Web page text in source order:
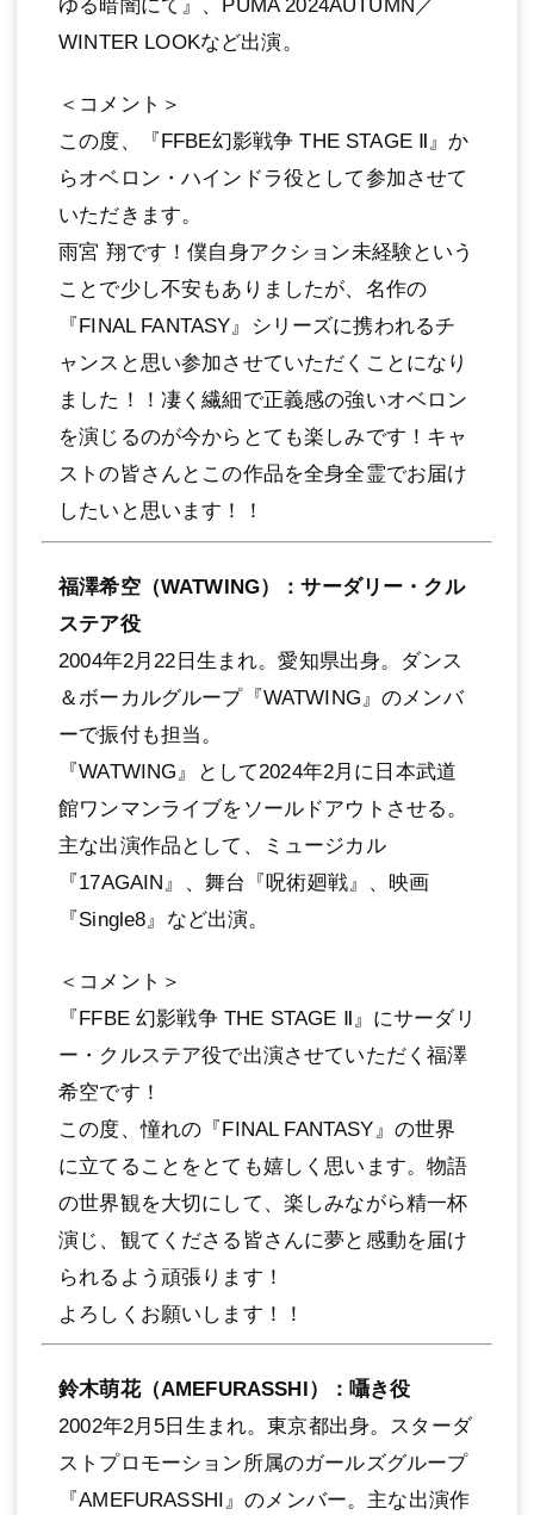
ゆる暗闇にて』、PUMA 2024AUTUMN／
WINTER LOOKなど出演。
＜コメント＞
この度、『FFBE幻影戦争 THE STAGE Ⅱ』か
らオベロン・ハインドラ役として参加させて
いただきます。
⾬宮 翔です！僕⾃⾝アクション未経験という
ことで少し不安もありましたが、名作の
『FINAL FANTASY』シリーズに携われるチ
ャンスと思い参加させていただくことになり
ました！！凄く繊細で正義感の強いオベロン
を演じるのが今からとても楽しみです！キャ
ストの皆さんとこの作品を全⾝全霊でお届け
したいと思います！！
福澤希空（WATWING）：サーダリー・クル
ステア役
2004年2⽉22⽇⽣まれ。愛知県出⾝。ダンス
＆ボーカルグループ『WATWING』のメンバ
ーで振付も担当。
『WATWING』として2024年2⽉に⽇本武道
館ワンマンライブをソールドアウトさせる。
主な出演作品として、ミュージカル
『17AGAIN』、舞台『呪術廻戦』、映画
『Single8』など出演。
＜コメント＞
『FFBE 幻影戦争 THE STAGE Ⅱ』にサーダリ
ー・クルステア役で出演させていただく福澤
希空です！
この度、憧れの『FINAL FANTASY』の世界
に⽴てることをとても嬉しく思います。物語
の世界観を⼤切にして、楽しみながら精⼀杯
演じ、観てくださる皆さんに夢と感動を届け
られるよう頑張ります！
よろしくお願いします！！
鈴⽊萌花（AMEFURASSHI）：囁き役
2002年2⽉5⽇⽣まれ。東京都出⾝。スターダ
ストプロモーション所属のガールズグループ
『AMEFURASSHI』のメンバー。主な出演作